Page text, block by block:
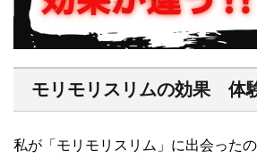
モリモリスリムの効果 体
私が「モリモリスリム」に出会った